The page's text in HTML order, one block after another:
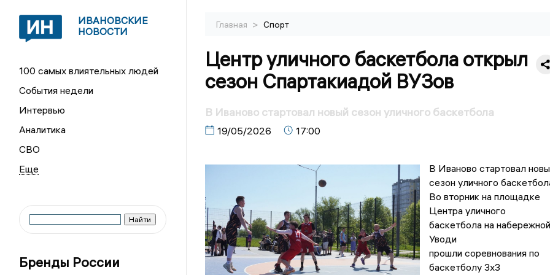
ИВАНОВСКИЕ
НОВОСТИ
100 самых влиятельных людей
События недели
Интервью
Аналитика
СВО
Бренды России
Главная > Спорт
Центр уличного баскетбола открыл
сезон Спартакиадой ВУЗов
В Иваново стартовал новый сезон уличного баскетбола
19/05/2026 17:00
В Иваново стартовал
сезон уличного
Во вторник на площадке
Центра уличного
баскетбола на набережной
Уводи
прошли соревнования по
баскетболу 3х3